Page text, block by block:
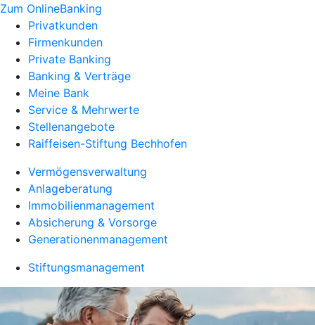
Zum OnlineBanking
Privatkunden
Firmenkunden
Private Banking
Banking & Verträge
Meine Bank
Service & Mehrwerte
Stellenangebote
Raiffeisen-Stiftung Bechhofen
Vermögensverwaltung
Anlageberatung
Immobilienmanagement
Absicherung & Vorsorge
Generationenmanagement
Stiftungsmanagement